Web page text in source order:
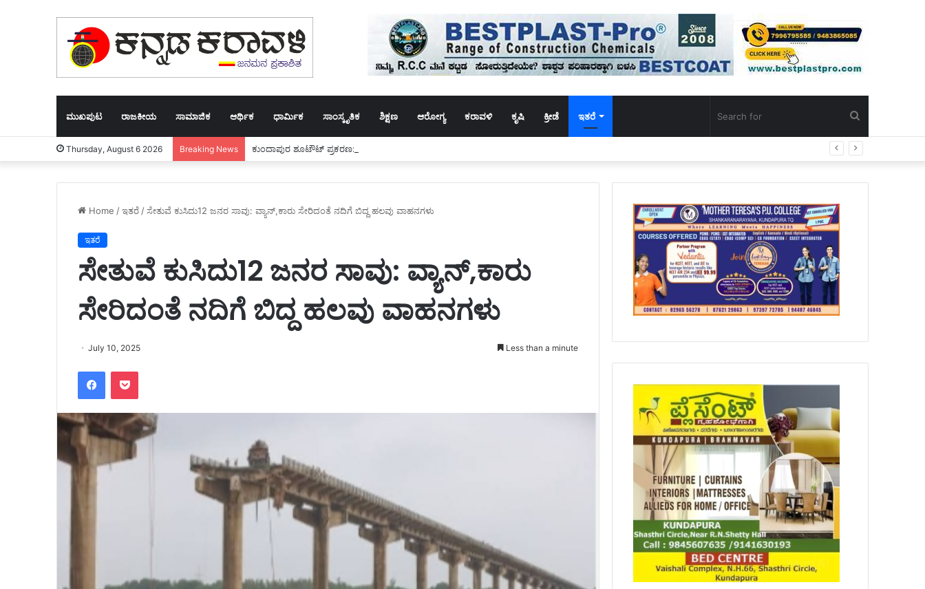
ಮುಖಪುಟ ರಾಜಕೀಯ ಸಾಮಾಜಿಕ ಆರ್ಥಿಕ ಧಾರ್ಮಿಕ ಸಾಂಸ್ಕೃತಿಕ ಶಿಕ್ಷಣ ಆರೋಗ್ಯ ಕರಾವಳಿ ಕೃಷಿ ಕ್ರೀಡೆ ಇತರೆ
for
Thursday, August 6 2026 Breaking News ಕುಂದಾಪುರ ಶೂಟೌಟ್ ಪ್ರಕರಣ: ಆರೋಪಿಗೆ 14 ದಿನಗಳ ನ್ಯಾಯಾಂಗ ಬಂಧನ
Home / ಇತರೆ / ಸೇತುವೆ ಕುಸಿದು12 ಜನರ ಸಾವು: ವ್ಯಾನ್,ಕಾರು ಸೇರಿದಂತೆ ನದಿಗೆ ಬಿದ್ದ ಹಲವು ವಾಹನಗಳು
ಇತರೆ
ಸೇತುವೆ ಕುಸಿದು12 ಜನರ ಸಾವು: ವ್ಯಾನ್,ಕಾರು
ಸೇರಿದಂತೆ ನದಿಗೆ ಬಿದ್ದ ಹಲವು ವಾಹನಗಳು
July 10, 2025 Less than a minute
FacebookPocket